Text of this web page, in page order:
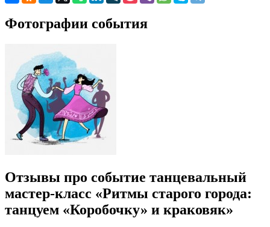
Фотографии события
Отзывы про событие танцевальный
мастер-класс «Ритмы старого города:
танцуем «Коробочку» и краковяк»